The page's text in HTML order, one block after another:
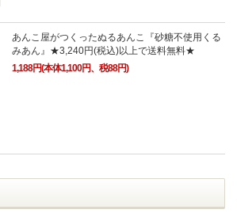
あんこ屋がつくったぬるあんこ『砂糖不使用くる
みあん』★3,240円(税込)以上で送料無料★
1,188円(本体1,100円、税88円)